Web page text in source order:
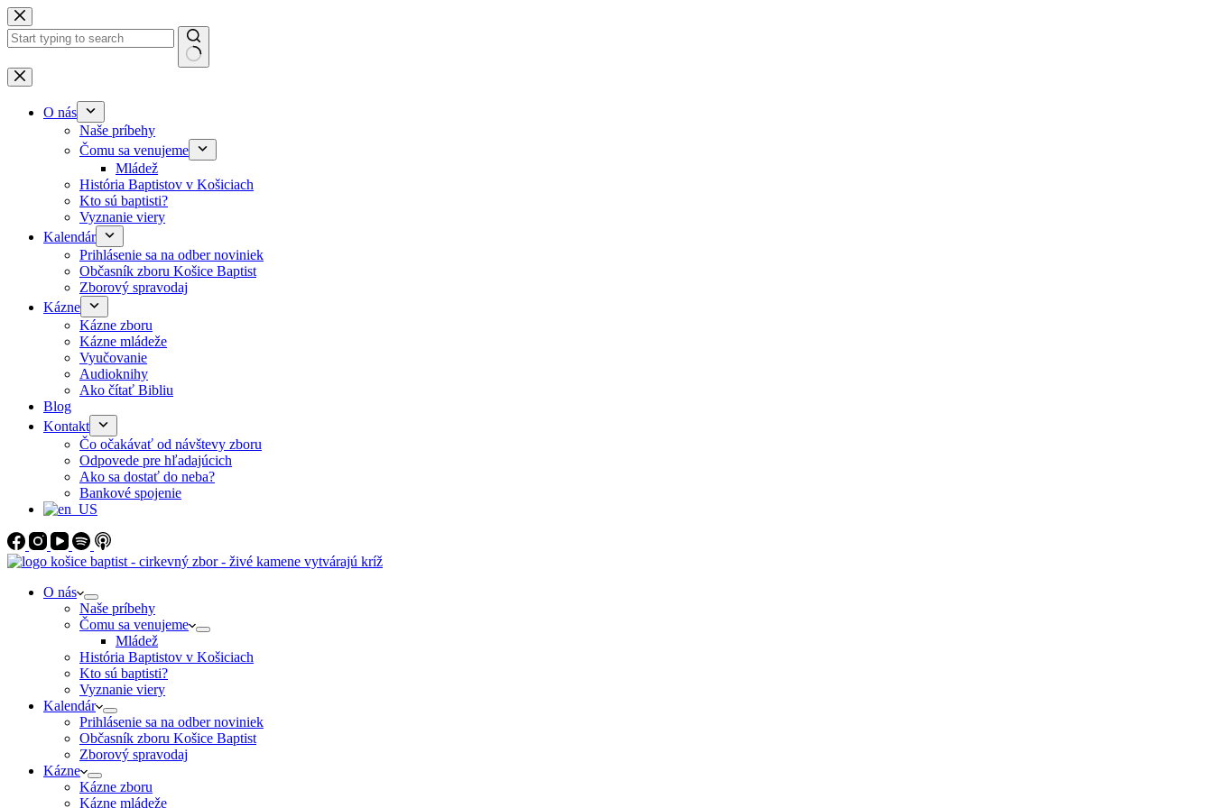
Skip to content
No results
O nás
Naše príbehy
Čomu sa venujeme
Mládež
História Baptistov v Košiciach
Kto sú baptisti?
Vyznanie viery
Kalendár
Prihlásenie sa na odber noviniek
Občasník zboru Košice Baptist
Zborový spravodaj
Kázne
Kázne zboru
Kázne mládeže
Vyučovanie
Audioknihy
Ako čítať Bibliu
Blog
Kontakt
Čo očakávať od návštevy zboru
Odpovede pre hľadajúcich
Ako sa dostať do neba?
Bankové spojenie
O nás
Naše príbehy
Čomu sa venujeme
Mládež
História Baptistov v Košiciach
Kto sú baptisti?
Vyznanie viery
Kalendár
Prihlásenie sa na odber noviniek
Občasník zboru Košice Baptist
Zborový spravodaj
Kázne
Kázne zboru
Kázne mládeže